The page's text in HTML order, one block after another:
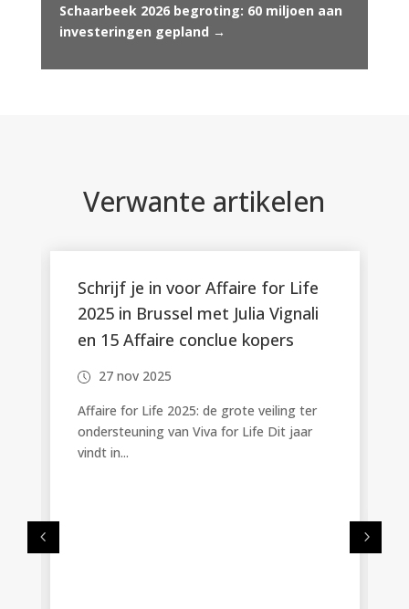
Schaarbeek 2026 begroting: 60 miljoen aan
investeringen gepland →
Verwante artikelen
Schrijf je in voor Affaire for Life
2025 in Brussel met Julia Vignali
en 15 Affaire conclue kopers
27 nov 2025
Affaire for Life 2025: de grote veiling ter
ondersteuning van Viva for Life Dit jaar
vindt in...